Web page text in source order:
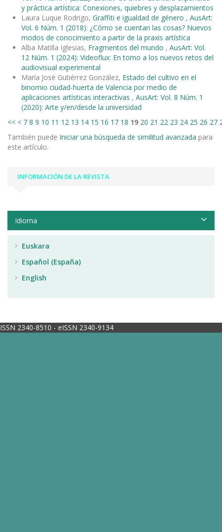
y práctica artística: Conexiones, quiebres y desplazamientos
Laura Luque Rodrigo, Graffiti e igualdad de género , AusArt:
Vol. 6 Núm. 1 (2018): ¿Cómo se cuentan las cosas? Nuevos
modos de conocimiento a partir de la praxis artística
Alba Matilla Iglesias, Fragmentos del mundo , AusArt: Vol.
12 Núm. 1 (2024): Videoflux: En torno a los nuevos retos del
audiovisual experimental
María José Gutiérrez González, Estado del cultivo en el
binomio ciudad-huerta de Valencia por medio de
aplicaciones artísticas interactivas , AusArt: Vol. 8 Núm. 1
(2020): Arte y/en/desde la universidad
<< < 7 8 9 10 11 12 13 14 15 16 17 18 19 20 21 22 23 24 25 26 27
También puede Iniciar una búsqueda de similitud avanzada para
este artículo.
INFORMACIÓN DE LA REVISTA
Idioma
Euskara
Español (España)
English
ISSN 2340-8510 - eISSN 2340-9134